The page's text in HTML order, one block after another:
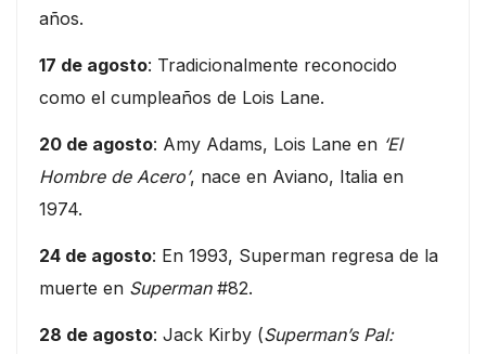
años.
17 de agosto: Tradicionalmente reconocido
como el cumpleaños de Lois Lane.
20 de agosto: Amy Adams, Lois Lane en ‘El
Hombre de Acero’, nace en Aviano, Italia en
1974.
24 de agosto: En 1993, Superman regresa de la
muerte en Superman#82.
28 de agosto: Jack Kirby (Superman’s Pal: